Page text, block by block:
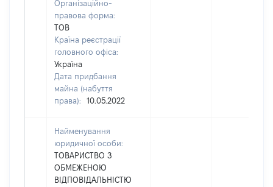
Організаційно-
правова форма:
ТОВ
Країна реєстрації
головного офіса:
Україна
Дата придбання
майна (набуття
права):
10.05.2022
Найменування
юридичної особи:
ТОВАРИСТВО З
ОБМЕЖЕНОЮ
ВІДПОВІДАЛЬНІСТЮ